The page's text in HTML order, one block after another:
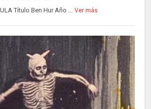
Título Ben Hur Año ... Ver más